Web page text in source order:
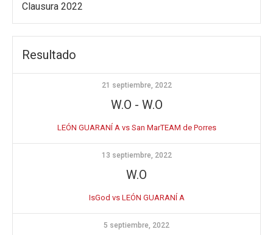
Clausura 2022
Resultado
21 septiembre, 2022
W.O - W.O
LEÓN GUARANÍ A vs San MarTEAM de Porres
13 septiembre, 2022
W.O
IsGod vs LEÓN GUARANÍ A
5 septiembre, 2022